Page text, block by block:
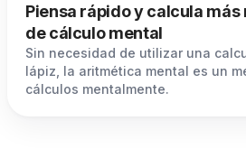
Piensa rápido y calcula
de cálculo mental
Sin necesidad de utilizar una
lápiz, la aritmética mental es un
cálculos mentalmente.